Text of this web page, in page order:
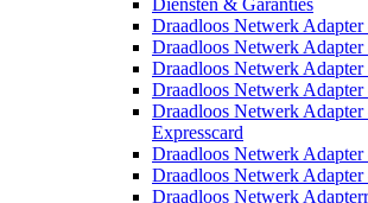
Draadloos Netwerk
Draadloos Netwerk
Draadloos Netwerk Adapter
Draadloos Netwerk
Draadloos Netwerk Adapter
Expresscard
Draadloos Netwerk Adapter
Draadloos Netwerk Adapter
Draadloos Netwerk